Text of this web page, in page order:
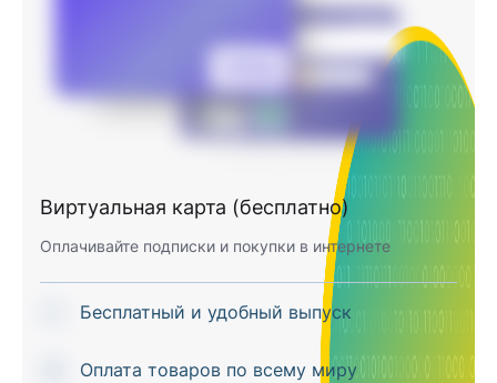
Виртуальная карта (бесплатно)
Оплачивайте подписки и покупки в интернете
Бесплатный и удобный выпуск
Оплата товаров по всему миру